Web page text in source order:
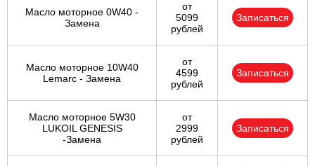
Масло моторное 0W40 -
Замена
от
5099
рублей
Записаться
Масло моторное 10W40
Lemarc - Замена
от
4599
рублей
Записаться
Масло моторное 5W30
LUKOIL GENESIS
-Замена
от
2999
рублей
Записаться